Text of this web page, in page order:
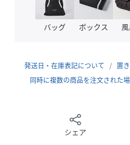
(balance)”感覚をもたらす
1938年に記念すべき初のラ
機能性を優先したシューズ
ョン業界にも大きな影響を
※靴箱破損につきましては
バッグ ボックス
発送日・在庫表記について 置
同時に複数の商品を注文された
シェア